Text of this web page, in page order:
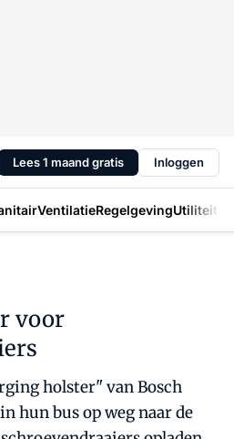
Lees 1 maand gratis Inloggen
VentilatieRegelgevingUtiliteit
voor
holster" van Bosch
hun bus op weg naar de